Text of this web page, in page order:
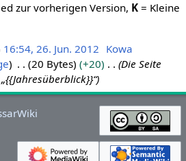
zur vorherigen Version, K= Kleine
16:54, 26. Jun. 2012 Kowa
20 Bytes +20
Die Seite